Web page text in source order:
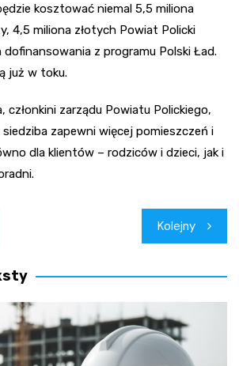
kosztować niemal 5,5 miliona
4,5 miliona złotych Powiat Policki
dofinansowania z programu Polski Ład.
już w toku.
członkini zarządu Powiatu Polickiego,
zapewni więcej pomieszczeń i
dla klientów – rodziców i dzieci, jak i
Kolejny